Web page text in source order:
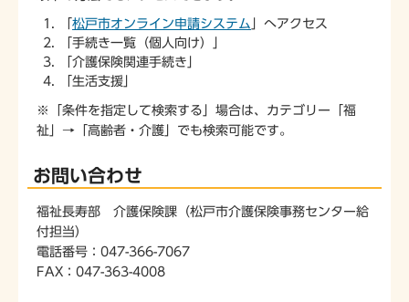
松戸市オンライン申請システム 」へアクセス
「手続き一覧（個人向け）」
「介護保険関連手続き」
「生活支援」
※「条件を指定して検索する」場合は、カテゴリー「福
祉」→「高齢者・介護」でも検索可能です。
お問い合わせ
福祉長寿部 介護保険課（松戸市介護保険事務センター給
付担当）
電話番号：047-366-7067
FAX：047-363-4008